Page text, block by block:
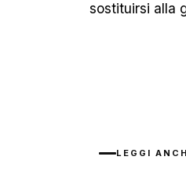
sostituirsi alla
LEGGI